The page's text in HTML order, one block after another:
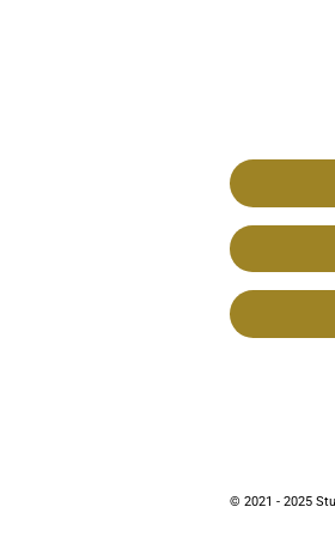
© 2021 - 2025